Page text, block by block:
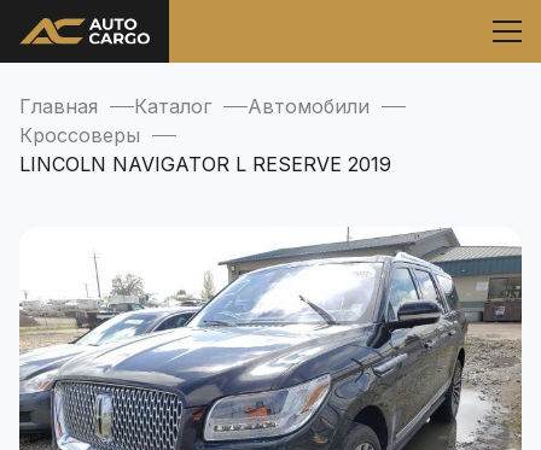
Главная Каталог
Автомобили
Кроссоверы
LINCOLN NAVIGATOR L RESERVE 2019